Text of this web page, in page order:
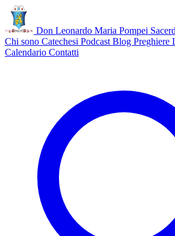
Don Leonardo Maria Pompei
Chi sono Catechesi Podcast Blog Preghiere
Calendario Contatti